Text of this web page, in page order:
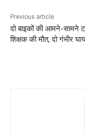
Previous article
दो बाइकों की आमने-सामने
शिक्षक की मौत, दो गंभीर